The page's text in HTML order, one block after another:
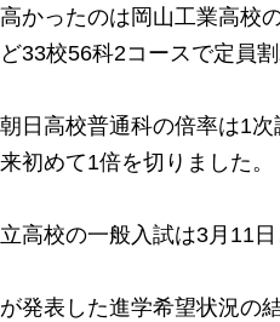
かったのは岡山工業高校
33校56科2コースで定員割
日高校普通科の倍率は1
初めて1倍を切りました。
高校の一般入試は3月11日
発表した進学希望状況の